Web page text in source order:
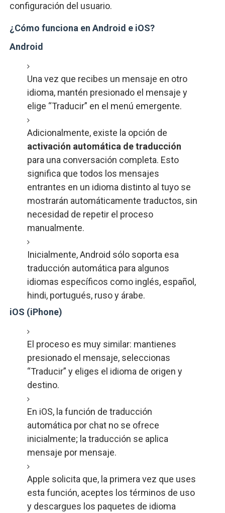
configuración del usuario.
¿Cómo funciona en Android e iOS?
Android
Una vez que recibes un mensaje en otro
idioma, mantén presionado el mensaje y
elige “Traducir” en el menú emergente.
Adicionalmente, existe la opción de
activación automática de traducción
para una conversación completa. Esto
significa que todos los mensajes
entrantes en un idioma distinto al tuyo se
mostrarán automáticamente traductos, sin
necesidad de repetir el proceso
manualmente.
Inicialmente, Android sólo soporta esa
traducción automática para algunos
idiomas específicos como inglés, español,
hindi, portugués, ruso y árabe.
iOS (iPhone)
El proceso es muy similar: mantienes
presionado el mensaje, seleccionas
“Traducir” y eliges el idioma de origen y
destino.
En iOS, la función de traducción
automática por chat no se ofrece
inicialmente; la traducción se aplica
mensaje por mensaje.
Apple solicita que, la primera vez que uses
esta función, aceptes los términos de uso
y descargues los paquetes de idioma